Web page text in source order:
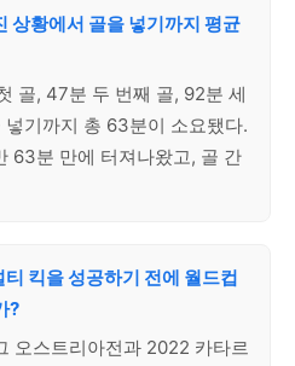
상황에서 골을 넣기까지 평균
골, 47분 두 번째 골, 92분 세
기까지 총 63분이 소요됐다.
63분 만에 터져나왔고, 골 간
킥을 성공하기 전에 월드컵
?
오스트리아전과 2022 카타르